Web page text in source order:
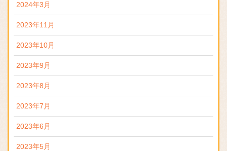
2024年3月
2023年11月
2023年10月
2023年9月
2023年8月
2023年7月
2023年6月
2023年5月